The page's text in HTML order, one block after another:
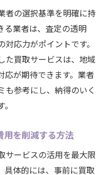
者の選択基準を明確に持
る業者は、査定の透明
応力がポイントです。
た買取サービスは、地域
応が期待できます。業者
も参考にし、納得のいく
用を削減する方法
サービスの活用を最大限
具体的には、事前に買取